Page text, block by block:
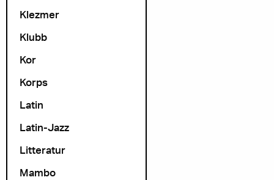
Klezmer
Klubb
Kor
Korps
Latin
Latin-Jazz
Litteratur
Mambo